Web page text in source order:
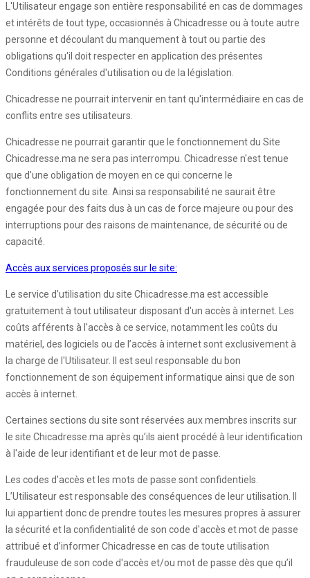
L'Utilisateur engage son entière responsabilité en cas de dommages
et intérêts de tout type, occasionnés à Chicadresse ou à toute autre
personne et découlant du manquement à tout ou partie des
obligations qu'il doit respecter en application des présentes
Conditions générales d'utilisation ou de la législation.
Chicadresse ne pourrait intervenir en tant qu'intermédiaire en cas de
conflits entre ses utilisateurs.
Chicadresse ne pourrait garantir que le fonctionnement du Site
Chicadresse.ma ne sera pas interrompu. Chicadresse n'est tenue
que d'une obligation de moyen en ce qui concerne le
fonctionnement du site. Ainsi sa responsabilité ne saurait être
engagée pour des faits dus à un cas de force majeure ou pour des
interruptions pour des raisons de maintenance, de sécurité ou de
capacité.
Accès aux services proposés sur le site:
Le service d’utilisation du site Chicadresse.ma est accessible
gratuitement à tout utilisateur disposant d'un accès à internet. Les
coûts afférents à l'accès à ce service, notamment les coûts du
matériel, des logiciels ou de l’accès à internet sont exclusivement à
la charge de l'Utilisateur. Il est seul responsable du bon
fonctionnement de son équipement informatique ainsi que de son
accès à internet.
Certaines sections du site sont réservées aux membres inscrits sur
le site Chicadresse.ma après qu’ils aient procédé à leur identification
à l'aide de leur identifiant et de leur mot de passe.
Les codes d'accès et les mots de passe sont confidentiels.
L’Utilisateur est responsable des conséquences de leur utilisation. Il
lui appartient donc de prendre toutes les mesures propres à assurer
la sécurité et la confidentialité de son code d'accès et mot de passe
attribué et d’informer Chicadresse en cas de toute utilisation
frauduleuse de son code d'accès et/ou mot de passe dès que qu’il